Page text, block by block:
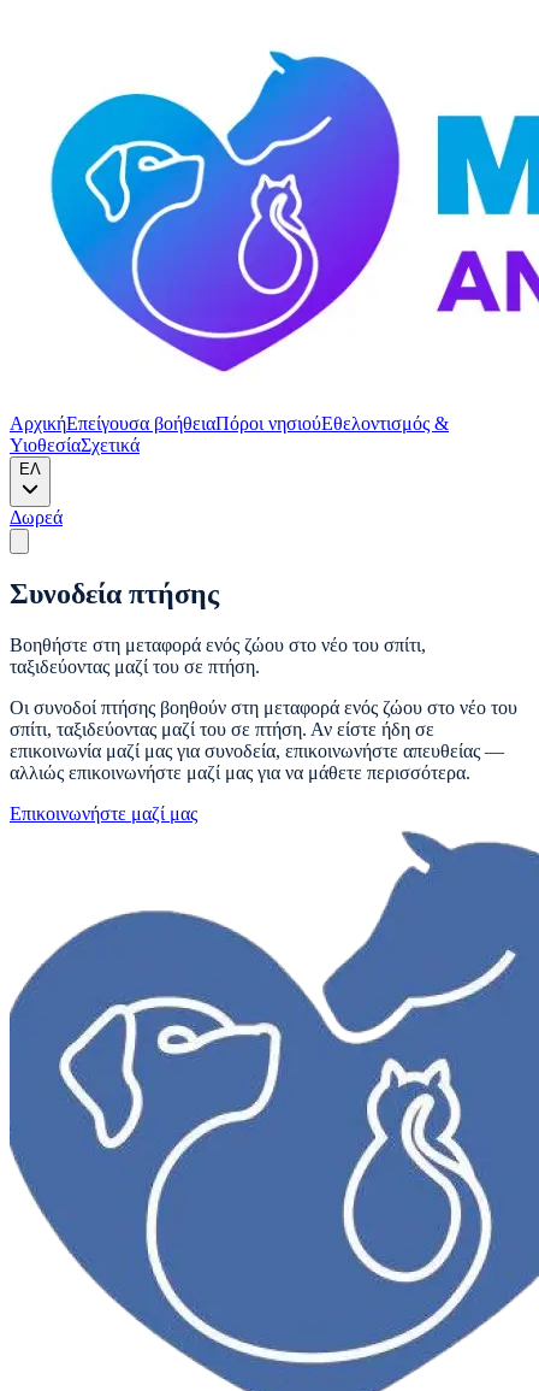
ΑρχικήΕπείγουσα βοήθειαΠόροι νησιούΕθελοντισμός &
ΥιοθεσίαΣχετικά
ΕΛ
Δωρεά
Συνοδεία πτήσης
Βοηθήστε στη μεταφορά ενός ζώου στο νέο του σπίτι,
ταξιδεύοντας μαζί του σε πτήση.
Οι συνοδοί πτήσης βοηθούν στη μεταφορά ενός ζώου στο νέο του
σπίτι, ταξιδεύοντας μαζί του σε πτήση. Αν είστε ήδη σε
επικοινωνία μαζί μας για συνοδεία, επικοινωνήστε απευθείας —
αλλιώς επικοινωνήστε μαζί μας για να μάθετε περισσότερα.
Επικοινωνήστε μαζί μας